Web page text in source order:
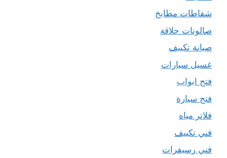
شفاطات مطابخ
صالونات حلاقة
صيانة تكييف
غسيل سيارات
فتح ابواب
فتح سيارة
فلاتر مياه
فني تكييف
فني رسيفرات